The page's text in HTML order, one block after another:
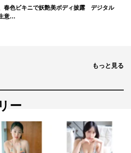
春色ビキニで妖艶美ボディ披露 デジタル
意…
もっと見る
ー